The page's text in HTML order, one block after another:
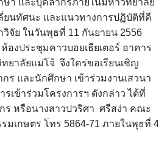
า และบุคลากรภายในมหาวิทยาลัย
ยนทัศนะ และแนวทางการปฏิบัติที่ดี
จัย ในวันพุธที่ 11 กันยายน 2556
องประชุมคาวบอยเธียเตอร์ อาคาร
ยาลัยแม่โจ้ จึงใคร่ขอเรียนเชิญ
ร และนักศึกษา เข้าร่วมงานเสวนา
เข้าร่วมโครงการฯ ดังกล่าว ได้ที่
ร หรือนางสาวปวริศา ศรีสง่า คณะ
มเกษตร โทร 5864-71 ภายในพุธที่ 4